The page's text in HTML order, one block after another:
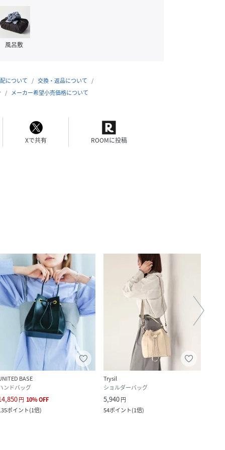
風呂敷
について
交換・返品について
メーカー希望小売価格について
Xで共有 ROOMに投稿
BASE
ンドバッグ
円 10%OFF
ポイント(1倍)
Trysil
ショルダーバッグ
5,940円
54ポイント(1倍)